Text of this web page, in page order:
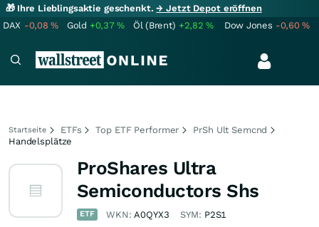
🎁 Ihre Lieblingsaktie geschenkt.→ Jetzt Depot eröffnen
DAX -0,08% Gold +0,37% Öl (Brent) +2,82% Dow Jones -0,60%
Startseite ETFs Top ETF Performer
PrSh Ult Semcnd
Handelsplätze
ProShares Ultra
Semiconductors Shs
ETF WKN:A0QYX3 SYM: P2S1